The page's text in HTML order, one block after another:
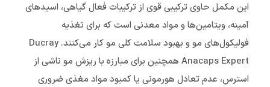
این مکمل حاوی ترکیبی قوی از ترکیبات فعال گیاهی، اسیدهای
آمینه، ویتامین‌ها و مواد معدنی است که برای تغذیه
فولیکول‌های مو و بهبود سلامت کلی مو کار می‌کنند. Ducray
Anacaps Expert همچنین برای مبارزه با ریزش مو ناشی از
استرس، عدم تعادل هورمونی یا کمبود مواد مغذی ضروری